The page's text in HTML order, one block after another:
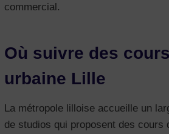
commercial.
Où suivre des
urbaine Lille
La métropole lilloise accueille un
de studios qui proposent des cours